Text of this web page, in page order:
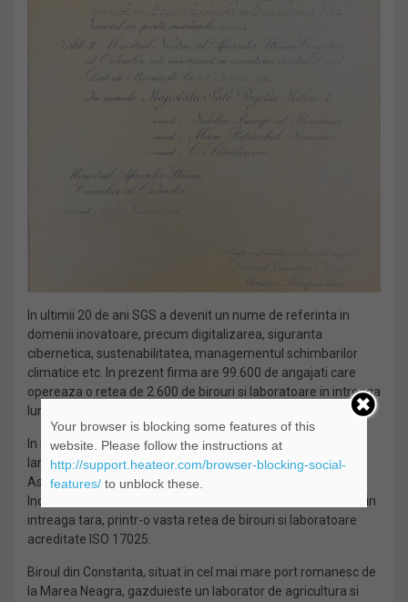
In ultimii 20 de ani SGS a devenit un nume de referinta in
domenii inovatoare, precum digitalizarea, siguranta
cibernetica, sustenabilitatea, managementul schimbarilor
climatice etc. In prezent firma are 99.600 de angajati care
opereaza o retea de 2.600 de birouri si laboratoare in intreaga
lume.
In Romania, cei 450 de angajati ai firmei deservesc o gama
larga de industrii prin intermediul a cinci divizii: Business
Assurance, Conectivitate si Produse, Sanatate si Nutritie,
Industrii si Mediu si Resurse Naturale. Serviciile sunt oferite in
intreaga tara, printr-o vasta retea de birouri si laboratoare
acreditate ISO 17025.
Biroul din Constanta, situat in cel mai mare port romanesc de
la Marea Neagra, gazduieste un laborator de agricultura si
Your browser is blocking some features of this
website. Please follow the instructions at
http://support.heateor.com/browser-blocking-social-
features/to unblock these.